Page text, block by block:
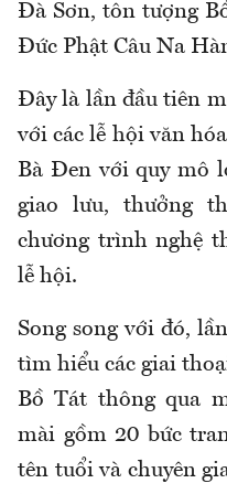
Đà Sơn, tôn tượng
Đức Phật Câu Na
Đây là lần đầu tiên
với các lễ hội văn
Bà Đen với quy mô
giao lưu, thưởng
chương trình nghệ
lễ hội.
Song song với đó,
tìm hiểu các giai
Bồ Tát thông qua
mài gồm 20 bức
tên tuổi và chuyên